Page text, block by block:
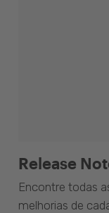
Release
Encontre todas
melhorias de